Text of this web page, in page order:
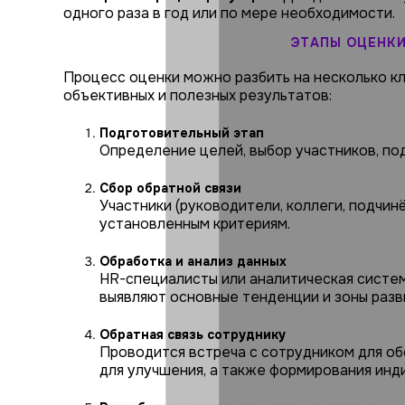
одного раза в год или по мере необходимости.
ЭТАПЫ
Процесс оценки можно разбить на несколько
объективных и полезных результатов:
Подготовительный этап
Определение целей, выбор участников,
Сбор обратной связи
Участники (руководители, коллеги,
установленным критериям.
Обработка и анализ данных
HR-специалисты или аналитическая
выявляют основные тенденции и зоны
Обратная связь сотруднику
Проводится встреча с сотрудником для
для улучшения, а также формирования